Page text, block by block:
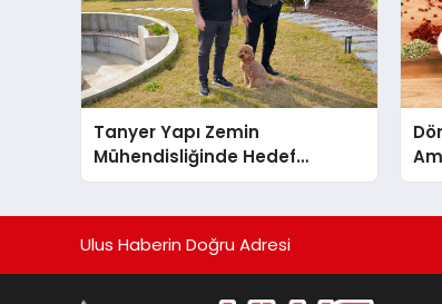
Tanyer Yapı Zemin
Mühendisliğinde Hedef
Büyüttü
Ulus Haberin Doğru Adresi